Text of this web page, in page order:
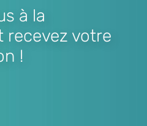
à la
recevez votre
!